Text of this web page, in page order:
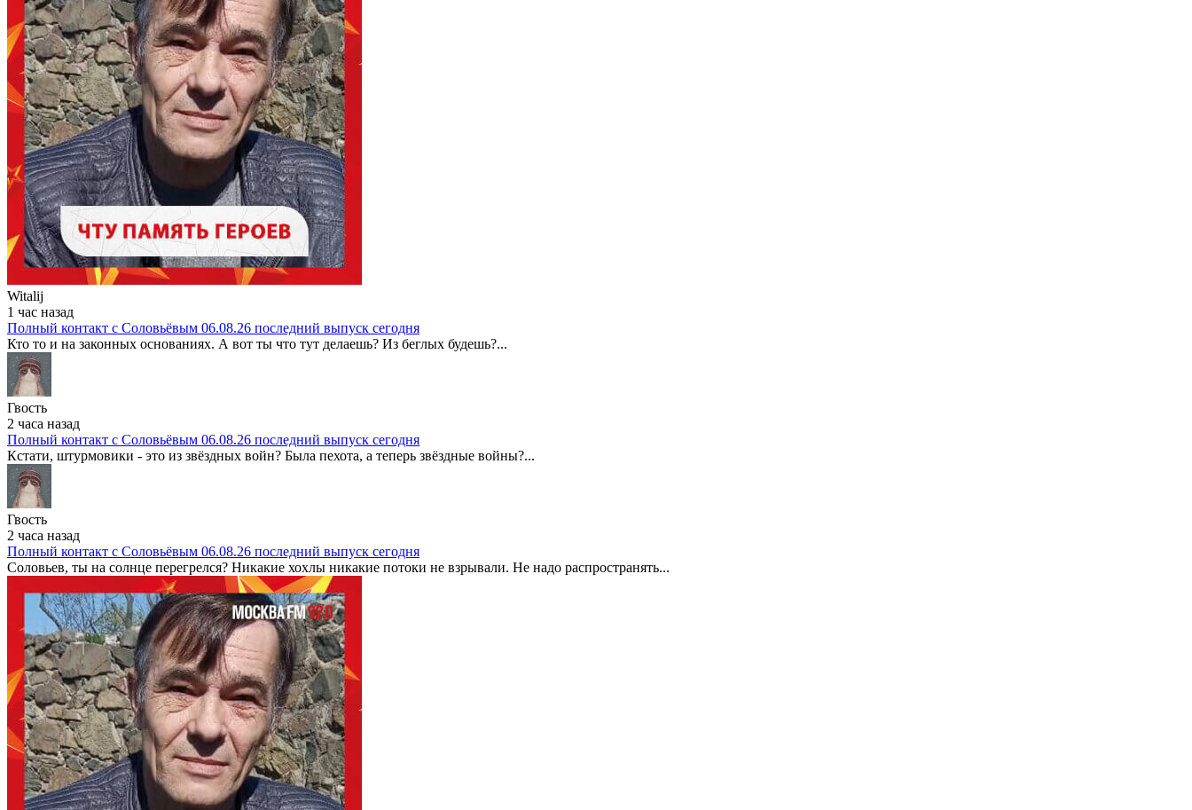
Witalij
1 час назад
Полный контакт с Соловьёвым 06.08.26 последний выпуск сегодня
Кто то и на законных основаниях. А вот ты что тут делаешь? Из беглых будешь?...
Гвость
2 часа назад
Полный контакт с Соловьёвым 06.08.26 последний выпуск сегодня
Кстати, штурмовики - это из звёздных войн? Была пехота, а теперь звёздные войны?...
Гвость
2 часа назад
Полный контакт с Соловьёвым 06.08.26 последний выпуск сегодня
Соловьев, ты на солнце перегрелся? Никакие хохлы никакие потоки не взрывали. Не надо распространять...